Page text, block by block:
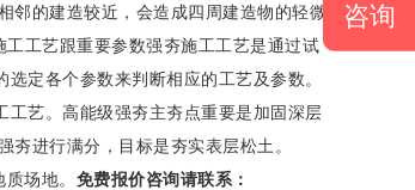
邻的建造较近，会造成四周建造物的轻微
工艺跟重要参数强夯施工工艺是通过试
定各个参数来判断相应的工艺及参数。
艺。高能级强夯主夯点重要是加固深层
进行满分，目标是夯实表层松土。
场地。 免费报价咨询请联系：
咨询